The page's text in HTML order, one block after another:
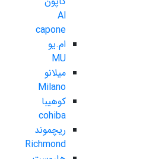
Al
capone
ام.یو
MU
میلانو
Milano
کوهیبا
cohiba
ریچموند
Richmond